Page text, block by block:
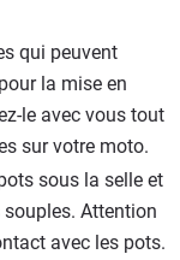
qui peuvent
la mise en
le avec vous tout
sur votre moto.
sous la selle et
Attention
avec les pots.